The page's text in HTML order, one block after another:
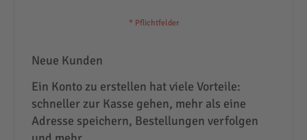
Neue Kunden
Ein Konto zu erstellen hat viele Vorteile:
schneller zur Kasse gehen, mehr als eine
Adresse speichern, Bestellungen verfolgen